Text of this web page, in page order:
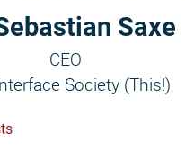
Saxe
CEO
Society (This!)